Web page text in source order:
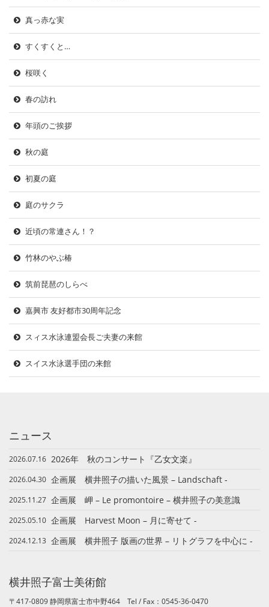
真っ赤な実
すくすくと…
桜咲く
春の訪れ
年頭のご挨拶
秋の庭
初夏の庭
庭のサクラ
近頃の常連さん！？
竹林のやぶ椿
筑前琵琶のしらべ
嘉興市 友好都市30周年記念
スィス水泳連盟会長ご夫妻の来館
スイス水泳選手団の来館
ニュース
2026.07.16 2026年 秋のコンサート『乙女文楽』
2026.04.30 企画展 横井照子の描いた風景 – Landschaft ‐
2025.11.27 企画展 岬 – Le promontoire – 横井照子の美意識
2025.05.10 企画展 Harvest Moon – 月に寄せて -
2024.12.13 企画展 横井照子 版画の世界 – リトグラフを中心に -
横井照子富士美術館
〒417-0809 静岡県富士市中野464 Tel / Fax： 0545-36-0470